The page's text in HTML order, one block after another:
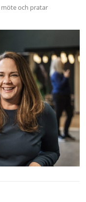
och pratar